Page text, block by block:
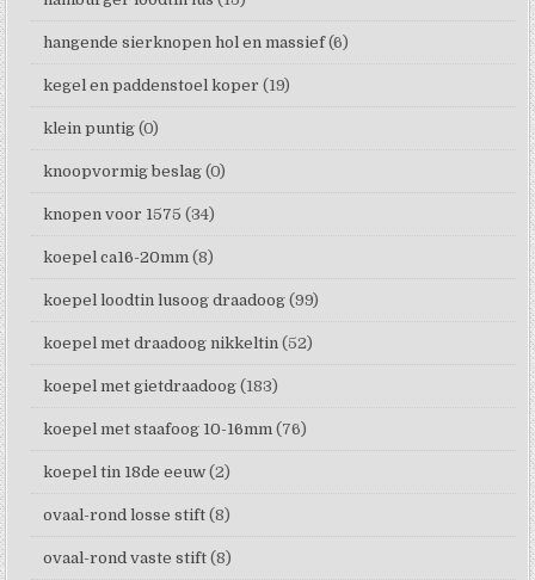
hangende sierknopen hol en massief (6)
kegel en paddenstoel koper (19)
klein puntig (0)
knoopvormig beslag (0)
knopen voor 1575 (34)
koepel ca16-20mm (8)
koepel loodtin lusoog draadoog (99)
koepel met draadoog nikkeltin (52)
koepel met gietdraadoog (183)
koepel met staafoog 10-16mm (76)
koepel tin 18de eeuw (2)
ovaal-rond losse stift (8)
ovaal-rond vaste stift (8)